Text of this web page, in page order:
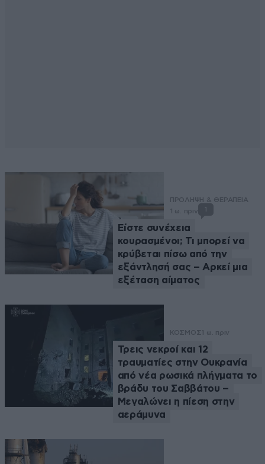
ΠΡΟΛΗΨΗ & ΘΕΡΑΠΕΙΑ
1 ω. πριν
Είστε συνέχεια
κουρασμένοι; Τι μπορεί να
κρύβεται πίσω από την
εξάντλησή σας – Αρκεί μια
εξέταση αίματος
ΚΟΣΜΟΣ 1 ω. πριν
Τρεις νεκροί και 12
τραυματίες στην Ουκρανία
από νέα ρωσικά πλήγματα το
βράδυ του Σαββάτου –
Μεγαλώνει η πίεση στην
αεράμυνα